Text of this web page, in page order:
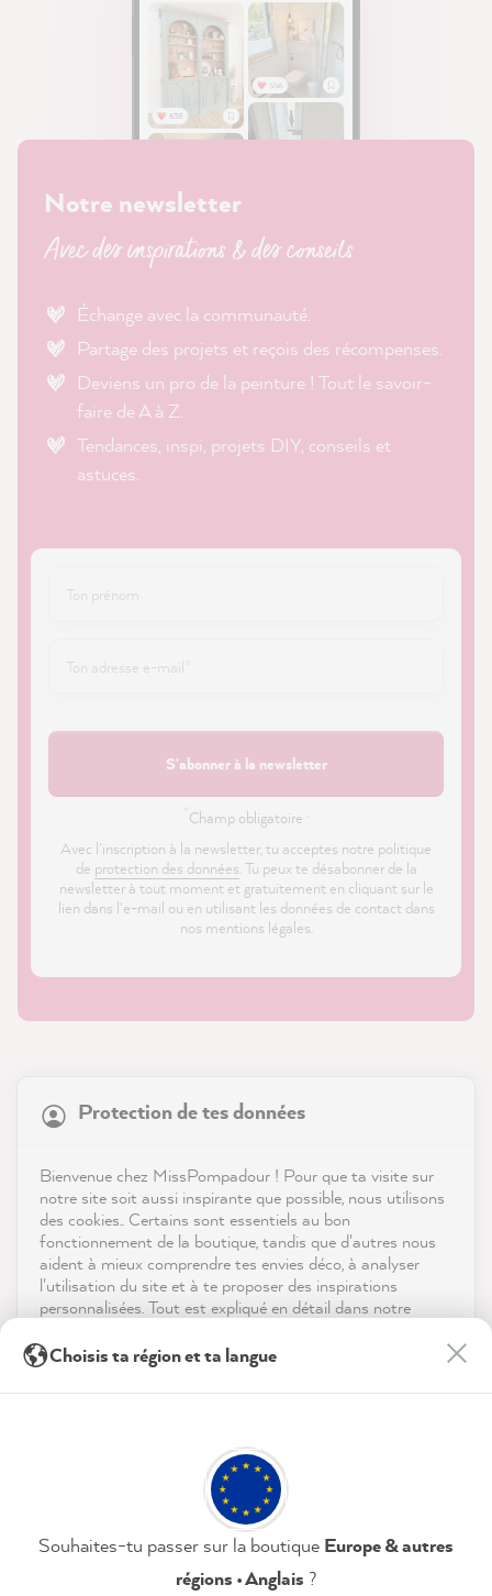
Notre newsletter
Avec des inspirations & des conseils
Échange avec la communauté.
Partage des projets et reçois des récompenses.
Deviens un pro de la peinture ! Tout le savoir-
faire de A à Z.
Tendances, inspi, projets DIY, conseils et
astuces.
S'abonner à la newsletter
Champ obligatoire ·
Avec l'inscription à la newsletter, tu acceptes notre politique
de protection des données. Tu peux te désabonner de la
newsletter à tout moment et gratuitement en cliquant sur le
lien dans l'e-mail ou en utilisant les données de contact dans
nos mentions légales.
Boutique
Service
Contact
Télécharger l'appli
Les médias sociaux
Protection de tes données
Bienvenue chez MissPompadour ! Pour que ta visite sur
notre site soit aussi inspirante que possible, nous utilisons
des cookies.. Certains sont essentiels au bon
fonctionnement de la boutique, tandis que d'autres nous
aident à mieux comprendre tes envies déco, à analyser
l'utilisation du site et à te proposer des inspirations
personnalisées. Tout est expliqué en détail dans notre
En cliquant sur « Tout accepter », tu nous autorises à
peaufiner ton expérience avec nous. Pas d'inquiétude, tu
Politique de confidentialité
Mentions légales
Paramètres
reviews-io
Client vérifié
Zum Versiegeln - MissPompadour Versiegelung
peinture à la craie est conservé, mais la
durabilité et la résistance des meubles
peints sont considérablement augmentées,
ce qui est essentiel si vous avez des
enfants:)
Oui Partager
Twitter
Facebook
Choisis ta région et ta langue
Souhaites-tu passer sur la boutique Europe & autres
régions • Anglais ?